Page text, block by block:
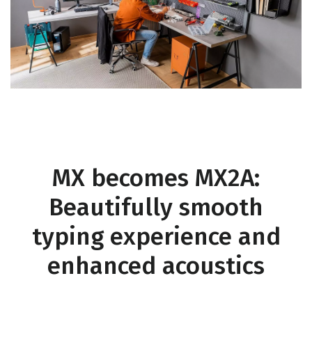
MX becomes MX2A:
Beautifully smooth
typing experience and
enhanced acoustics